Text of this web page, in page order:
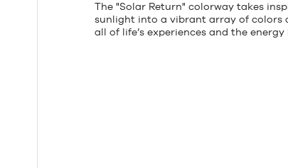
The "Solar Return" colorway takes
sunlight into a vibrant array of colors
all of life’s experiences and the